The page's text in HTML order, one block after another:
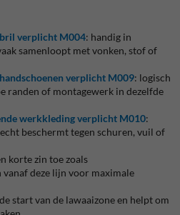
verplicht M004: handig in
samenloopt met vonken, stof of
verplicht M009: logisch
randen of montagewerk in dezelfde
werkkleding verplicht M010:
beschermt tegen schuren, vuil of
korte zin toe zoals
deze lijn voor maximale
start van de lawaaizone en helpt om